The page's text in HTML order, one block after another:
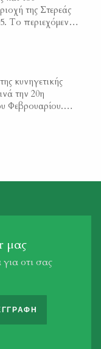
της Στερεάς
Το περιεχόμενο
προέλευσής
πουλιά,
άλλα). Τα
όπου
κυνηγετικής
την 20η
Φεβρουαρίου.
μας
οτι σας